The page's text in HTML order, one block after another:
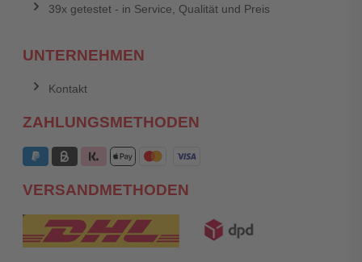
39x getestet - in Service, Qualität und Preis
UNTERNEHMEN
Kontakt
ZAHLUNGSMETHODEN
VERSANDMETHODEN